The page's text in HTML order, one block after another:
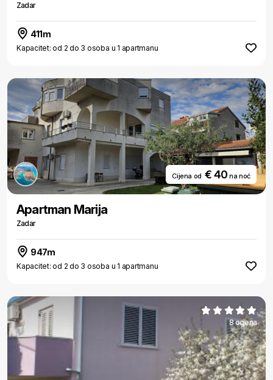
Zadar
411m
Kapacitet: od 2 do 3 osoba u 1 apartmanu
Cijena od € 40na noć
Apartman Marija
Zadar
947m
Kapacitet: od 2 do 3 osoba u 1 apartmanu
8 ocjena